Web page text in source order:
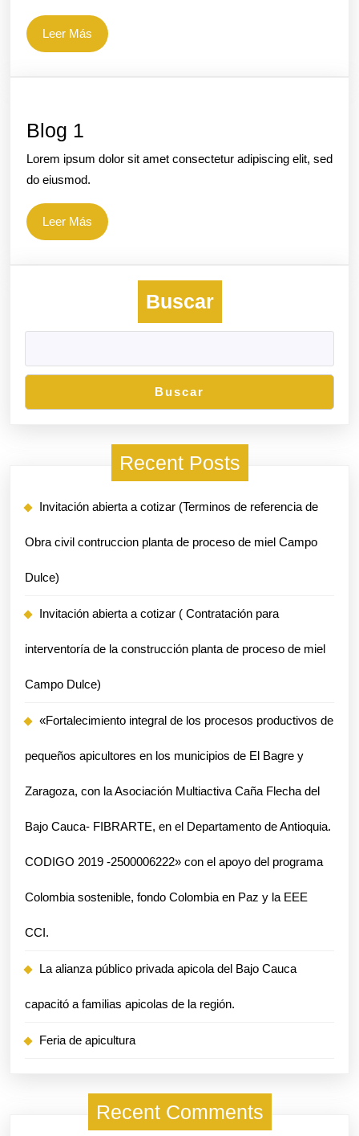
planta
miel
Leer Más Leer
Más
Blog 1
1
Lorem ipsum dolor sit amet consectetur adipiscing elit, sed
do eiusmod.
Leer Más Leer
Más
Buscar
Buscar
Recent Posts
Invitación abierta a cotizar (Terminos de referencia de
Obra civil contruccion planta de proceso de miel Campo
Dulce)
Invitación abierta a cotizar ( Contratación para
interventoría de la construcción planta de proceso de miel
Campo Dulce)
«Fortalecimiento integral de los procesos productivos de
pequeños apicultores en los municipios de El Bagre y
Zaragoza, con la Asociación Multiactiva Caña Flecha del
Bajo Cauca- FIBRARTE, en el Departamento de Antioquia.
CODIGO 2019 -2500006222» con el apoyo del programa
Colombia sostenible, fondo Colombia en Paz y la EEE
CCI.
La alianza público privada apicola del Bajo Cauca
capacitó a familias apicolas de la región.
Feria de apicultura
Recent Comments